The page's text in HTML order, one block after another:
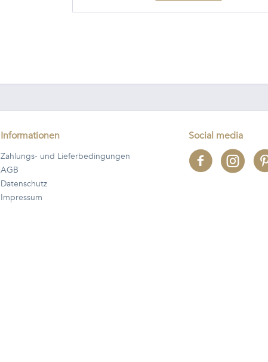
Informationen
Zahlungs- und Lieferbedingungen
AGB
Datenschutz
Impressum
Social media